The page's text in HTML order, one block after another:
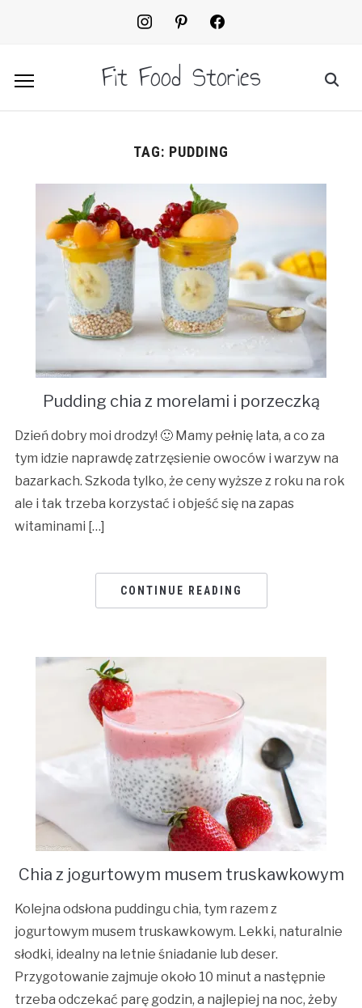
instagrampinterestfacebook2
Fit Food Stories
TAG: PUDDING
Pudding chia z morelami i porzeczką
Dzień dobry moi drodzy! 🙂 Mamy pełnię lata, a co za
tym idzie naprawdę zatrzęsienie owoców i warzyw na
bazarkach. Szkoda tylko, że ceny wyższe z roku na rok
ale i tak trzeba korzystać i objeść się na zapas
witaminami […]
CONTINUE READING
Chia z jogurtowym musem truskawkowym
Kolejna odsłona puddingu chia, tym razem z
jogurtowym musem truskawkowym. Lekki, naturalnie
słodki, idealny na letnie śniadanie lub deser.
Przygotowanie zajmuje około 10 minut a następnie
trzeba odczekać parę godzin, a najlepiej na noc, żeby